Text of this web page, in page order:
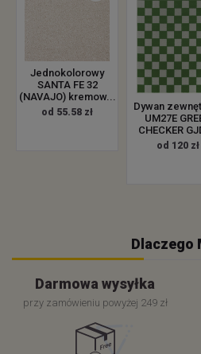
Jednokolorowy
SANTA FE 32
(NAVAJO) kremow...
od 55.58 zł
Dywan
UM27E
CHECKER
od 120 zł
Dlaczego
Darmowa wysyłka
przy zamówieniu powyżej 249 zł